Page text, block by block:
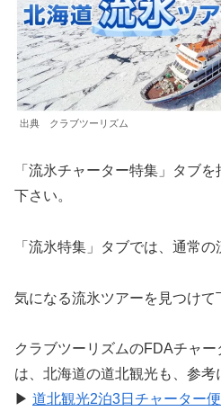
出典 クラブツーリズム
「流氷チャーター特集」タブ
下さい。
「流氷特集」タブでは、通常の
気になる流氷ツアーを見つけて
クラブツーリズムのFDAチャ
は、北海道の道北観光も、参考
▶ 道北観光2泊3日チャーター